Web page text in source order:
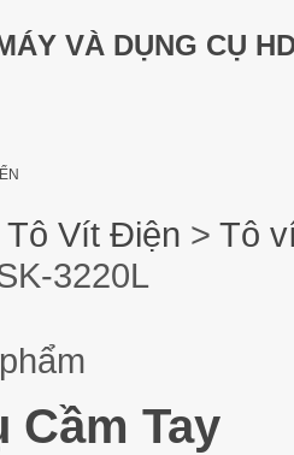
VÀ DỤNG CỤ
Tô Vít Điện > Tô
3220L
Cầm Tay